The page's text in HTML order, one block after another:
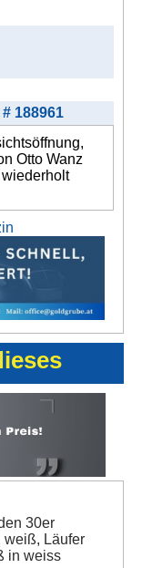
188961
Otto Wanz
30er
weiß, Läufer
in weiss